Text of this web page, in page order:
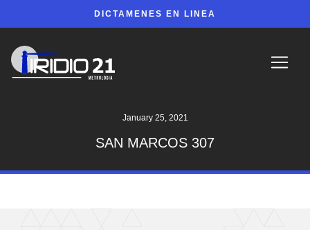
DICTAMENES EN LINEA
January 25, 2021
SAN MARCOS 307